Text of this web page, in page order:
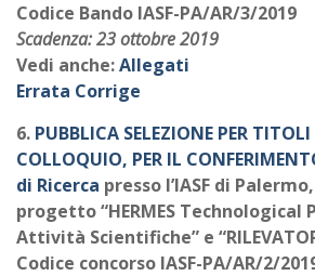
Codice Bando IASF-PA/AR/3/2019
Scadenza: 23 ottobre 2019
Vedi anche:Allegati
Errata Corrige
6. PUBBLICA SELEZIONE PER TITOLI
COLLOQUIO, PER IL
di Ricerca presso l’IASF di
progetto “HERMES Technological
Attività Scientifiche” e
Codice concorso IASF-PA/AR/2/